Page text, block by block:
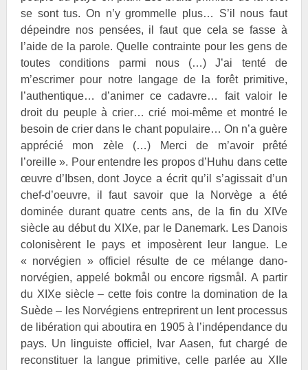
se sont tus. On n’y grommelle plus… S’il nous faut
dépeindre nos pensées, il faut que cela se fasse à
l’aide de la parole. Quelle contrainte pour les gens de
toutes conditions parmi nous (…) J’ai tenté de
m’escrimer pour notre langage de la forêt primitive,
l’authentique… d’animer ce cadavre… fait valoir le
droit du peuple à crier… crié moi-même et montré le
besoin de crier dans le chant populaire… On n’a guère
apprécié mon zèle (…) Merci de m’avoir prêté
l’oreille ». Pour entendre les propos d’Huhu dans cette
œuvre d’ Ibsen, dont Joyce a écrit qu’il s’agissait d’un
chef-d’oeuvre, il faut savoir que la Norvège a été
dominée durant quatre cents ans, de la fin du XIVe
siècle au début du XIXe, par le Danemark. Les Danois
colonisèrent le pays et imposèrent leur langue. Le
« norvégien » officiel résulte de ce mélange dano-
norvégien, appelé bokmål ou encore rigsmål. A partir
du XIXe siècle – cette fois contre la domination de la
Suède – les Norvégiens entreprirent un lent processus
de libération qui aboutira en 1905 à l’indépendance du
pays. Un linguiste officiel, Ivar Aasen, fut chargé de
reconstituer la langue primitive, celle parlée au XIIe